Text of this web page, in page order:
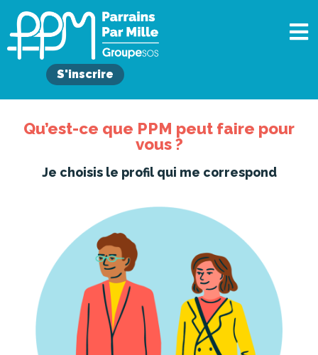
S'inscrire
Qu’est-ce que PPM peut faire pour
vous ?
Je choisis le profil qui me correspond